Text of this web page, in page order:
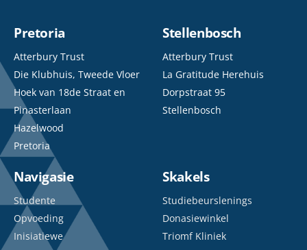
Pretoria
Atterbury Trust
Die Klubhuis, Tweede Vloer
Hoek van 18de Straat en
Pinasterlaan
Hazelwood
Pretoria
Stellenbosch
Atterbury Trust
La Gratitude Herehuis
Dorpstraat 95
Stellenbosch
Navigasie
Studente
Opvoeding
Inisiatiewe
Skakels
Studiebeurslenings
Donasiewinkel
Triomf Kliniek